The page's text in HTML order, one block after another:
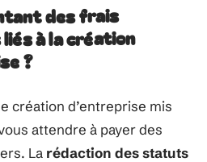
des frais
à la création
?
création d’entreprise mis
attendre à payer des
La rédaction des statuts